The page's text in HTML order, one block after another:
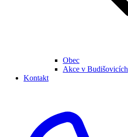
Obec
Akce v Budišovicích
Kontakt